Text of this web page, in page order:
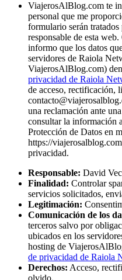
ViajerosAlBlog.com te
personal que me
formulario serán
responsable de esta
informo que los datos
servidores de Raiola
ViajerosAlBlog.com)
privacidad de Raiola
de acceso, rectificación,
una reclamación ante
consultar la información
Protección de Datos en
https://
privacidad.
Responsable: David
Finalidad: Controlar
servicios solicitados,
Legitimación:
Comunicación de los
terceros salvo por
ubicados en los
hosting de
de privacidad de Raiola
Derechos: Acceso,